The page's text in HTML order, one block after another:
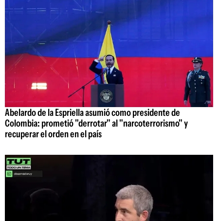
Abelardo de la Espriella asumió como presidente de
Colombia: prometió "derrotar" al "narcoterrorismo" y
recuperar el orden en el país